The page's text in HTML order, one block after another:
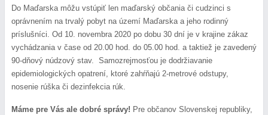
Do Maďarska môžu vstúpiť len maďarský občania či cudzinci s
oprávnením na trvalý pobyt na území Maďarska a jeho rodinný
príslušníci. Od 10. novembra 2020 po dobu 30 dní je v krajine zákaz
vychádzania v čase od 20.00 hod. do 05.00 hod. a taktiež je zavedený
90-dňový núdzový stav.  Samozrejmosťou je dodržiavanie
epidemiologických opatrení, ktoré zahŕňajú 2-metrové odstupy,
nosenie rúška či dezinfekcia rúk.
Máme pre Vás ale dobré správy! Pre občanov Slovenskej republiky,